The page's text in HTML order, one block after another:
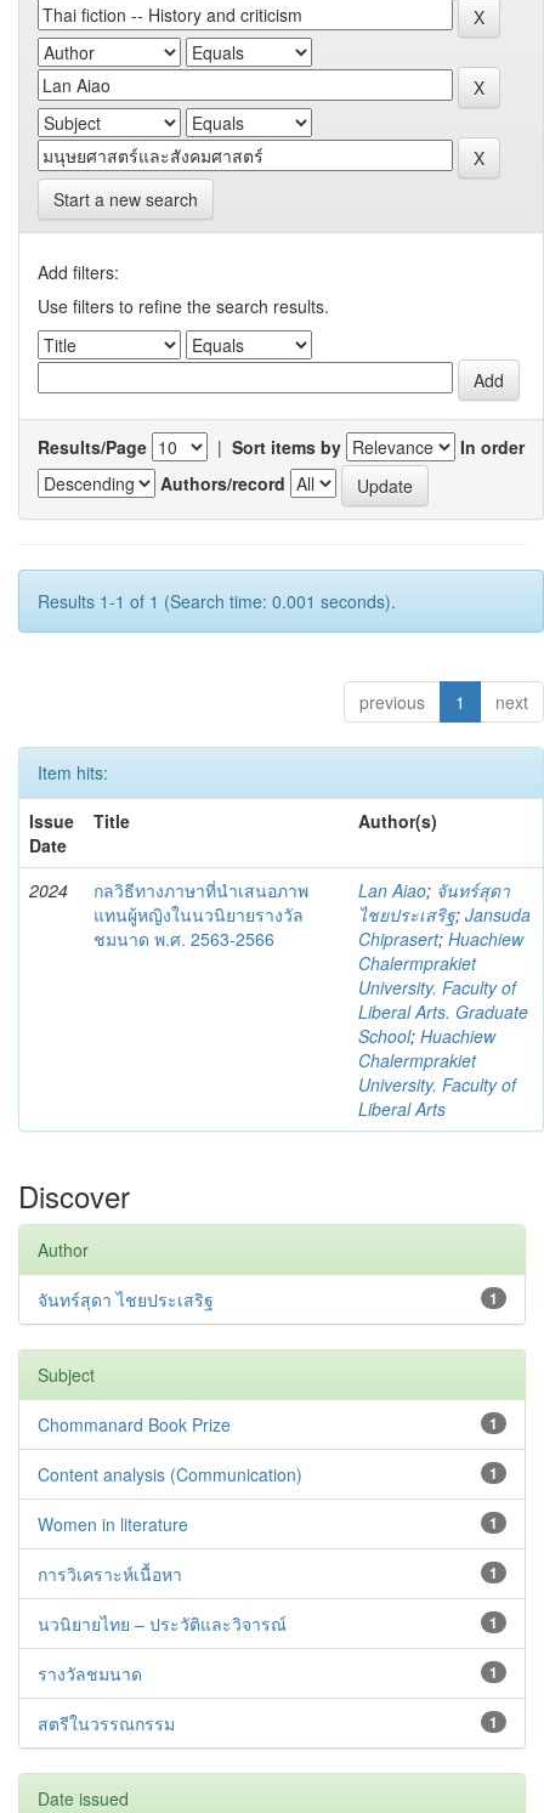
Start a new search
Add filters:
Use filters to refine the search results.
Results/Page | Sort items by
In order
Authors/record
Results 1-1 of 1 (Search time: 0.001 seconds).
previous 1 next
Item hits:
Issue
Date
Title Author(s)
2024
กลวิธีทางภาษาที่นำเสนอภาพ
แทนผู้หญิงในนวนิยายรางวัล
ชมนาด พ.ศ. 2563-2566
Lan Aiao; จันทร์สุดา
ไชยประเสริฐ; Jansuda
Chiprasert; Huachiew
Chalermprakiet
University. Faculty of
Liberal Arts. Graduate
School; Huachiew
Chalermprakiet
University. Faculty of
Liberal Arts
Discover
Author
1
จันทร์สุดา ไชยประเสริฐ
Subject
1
Chommanard Book Prize
1
Content analysis (Communication)
1
Women in literature
1
การวิเคราะห์เนื้อหา
1
นวนิยายไทย – ประวัติและวิจารณ์
1
รางวัลชมนาด
1
สตรีในวรรณกรรม
Date issued